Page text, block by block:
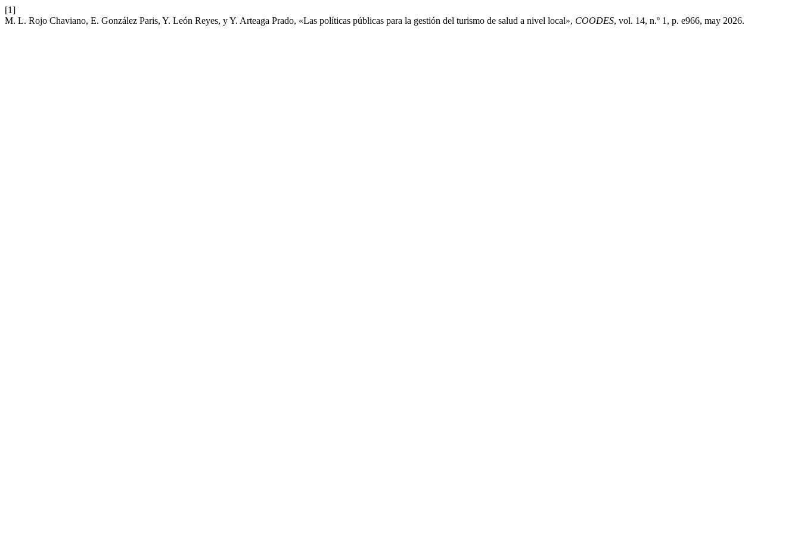
[1]
M. L. Rojo Chaviano, E. González Paris, Y. León Reyes, y Y. Arteaga Prado, «Las políticas públicas para la gestión del turismo de salud a nivel local», COODES, vol. 14, n.º 1, p. e966, may 2026.